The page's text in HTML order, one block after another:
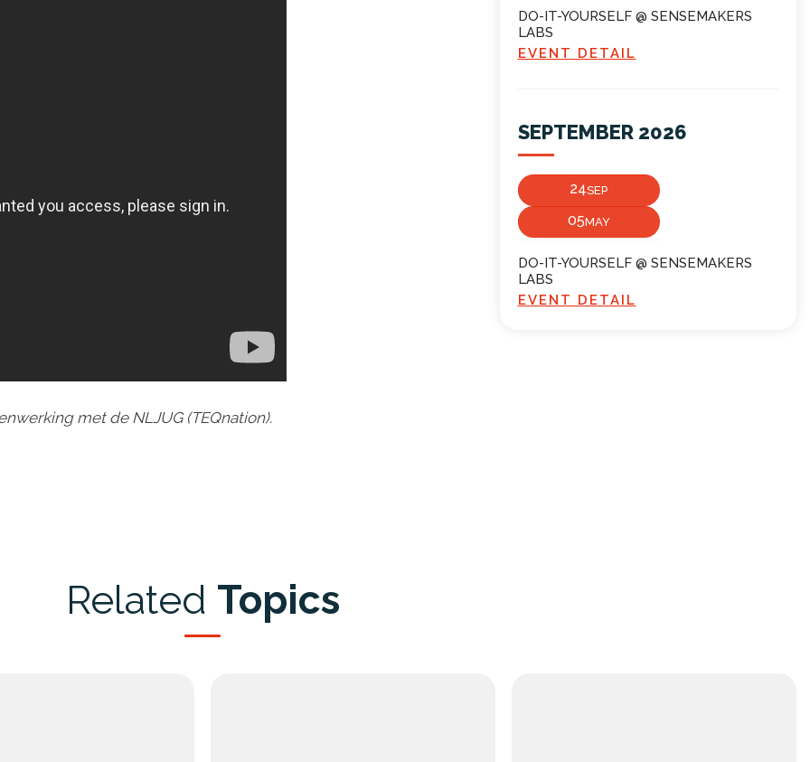
met de NLJUG (TEQnation).
DO-IT-YOURSELF @ SENSEMAKERS
LABS
EVENT DETAIL
SEPTEMBER 2026
24SEP
05MAY
DO-IT-YOURSELF @ SENSEMAKERS
LABS
EVENT DETAIL
Related Topics